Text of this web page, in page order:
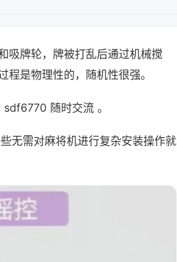
吸牌轮，牌被打乱后通过机械搅
是物理性的，随机性很强。
随时交流 。
无需对麻将机进行复杂安装操作就